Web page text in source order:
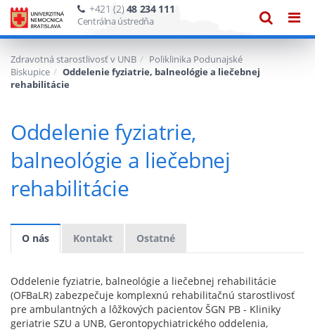
+421 (2)48 234 111
Centrálna ústredňa
Zdravotná starostlivosť v UNB
Poliklinika Podunajské
Biskupice
Oddelenie fyziatrie, balneológie a liečebnej
rehabilitácie
Oddelenie fyziatrie,
balneológie a liečebnej
rehabilitácie
O nás Kontakt Ostatné
Oddelenie fyziatrie, balneológie a liečebnej rehabilitácie
(OFBaLR) zabezpečuje komplexnú rehabilitačnú starostlivosť
pre ambulantných a lôžkových pacientov ŠGN PB - Kliniky
geriatrie SZU a UNB, Gerontopychiatrického oddelenia,